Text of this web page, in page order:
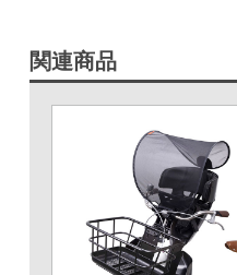
関連商品